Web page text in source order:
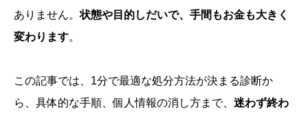
ありません。状態や目的しだいで、手間もお金も大きく
変わります。
この記事では、1分で最適な処分方法が決まる診断か
ら、具体的な手順、個人情報の消し方まで、 迷わず終わ